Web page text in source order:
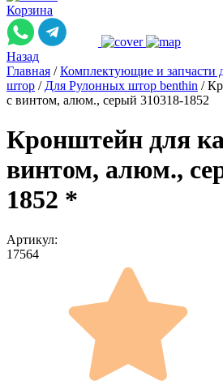
Корзина
Назад
Главная / Комплектующие и запчасти
штор / Для Рулонных штор benthin /
с винтом, алюм., серый 310318-1852
Кронштейн для
винтом, алюм.,
1852 *
Артикул:
17564